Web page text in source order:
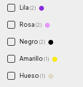
Lila (2)
Rosa (2)
Negro (2)
Amarillo (1)
Hueso (1)